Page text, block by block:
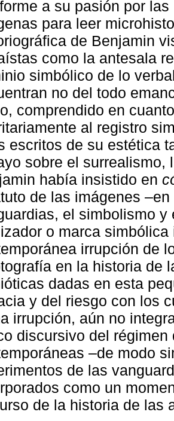
a su pasión por
para leer
de Benjamin
como la antesala
simbólico de lo
no del todo
comprendido en
al registro
escritos de su estética
sobre el surrealismo,
había insistido en
de las imágenes
el simbolismo
o marca
irrupción de
en la historia de
dadas en esta
y del riesgo con los
irrupción, aún no
discursivo del
–de modo
de las
como un
de la historia de las